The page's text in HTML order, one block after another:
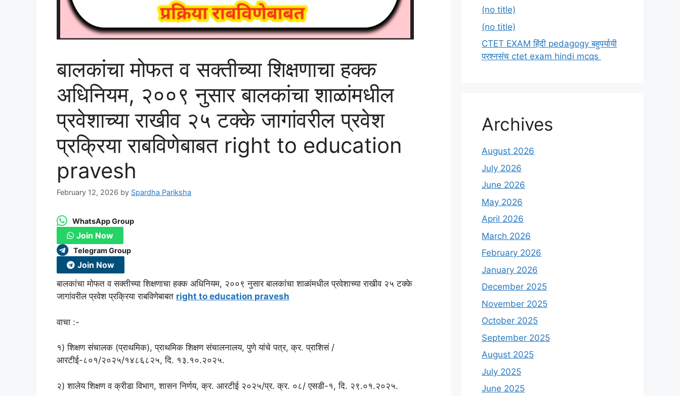
बालकांचा मोफत व सक्तीच्या शिक्षणाचा हक्क
अधिनियम, २००९ नुसार बालकांचा शाळांमधील
प्रवेशाच्या राखीव २५ टक्के जागांवरील प्रवेश
प्रक्रिया राबविणेबाबत right to education
pravesh
February 12, 2026 by Spardha Pariksha
WhatsApp Group
Join Now
Telegram Group
Join Now
बालकांचा मोफत व सक्तीच्या शिक्षणाचा हक्क अधिनियम, २००९ नुसार बालकांचा शाळांमधील प्रवेशाच्या राखीव २५ टक्के
जागांवरील प्रवेश प्रक्रिया राबविणेबाबत right to education pravesh
वाचा :-
१) शिक्षण संचालक (प्राथमिक), प्राथमिक शिक्षण संचालनालय, पुणे यांचे पत्र, क्र. प्राशिसं /
आरटीई-८०१/२०२५/१४८६८२५, दि. १३.१०.२०२५.
२) शालेय शिक्षण व क्रीडा विभाग, शासन निर्णय, क्र. आरटीई २०२५/प्र. क्र. ०८/ एसडी-१, दि. २९.०१.२०२५.
(no title)
(no title)
CTET EXAM हिंदी pedagogy बहुपर्यायी
प्रश्नसंच ctet exam hindi mcqs
Archives
August 2026
July 2026
June 2026
May 2026
April 2026
March 2026
February 2026
January 2026
December 2025
November 2025
October 2025
September 2025
August 2025
July 2025
June 2025